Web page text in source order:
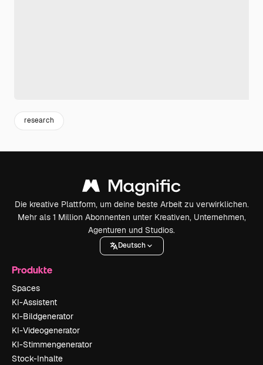
research
Die kreative Plattform, um deine beste Arbeit zu verwirklichen.
Mehr als 1 Million Abonnenten unter Kreativen, Unternehmen,
Agenturen und Studios.
Deutsch
Produkte
Spaces
KI-Assistent
KI-Bildgenerator
KI-Videogenerator
KI-Stimmengenerator
Stock-Inhalte